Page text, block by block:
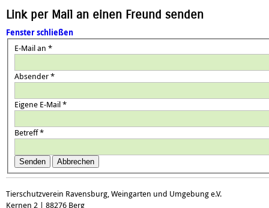
Link per Mail an einen Freund senden
Fenster schließen
E-Mail an *
Absender*
Eigene E-Mail*
Betreff*
Senden Abbrechen
Tierschutzverein Ravensburg, Weingarten und Umgebung e.V.
Kernen 2 | 88276 Berg